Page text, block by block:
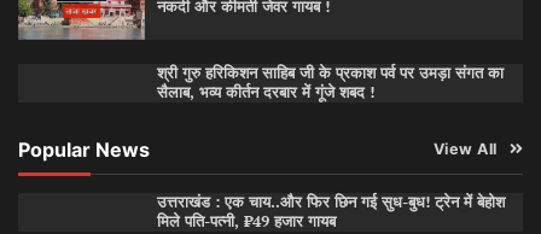
नकदी और कीमती जेवर गायब !
श्री गुरु हरिकिशन साहिब जी के प्रकाश पर्व पर उमड़ा संगत का
सैलाब, भव्य कीर्तन दरबार में गूंजे शबद !
Popular News View All
उत्तराखंड : एक चाय..और फिर छिन गई सुध-बुध! ट्रेन में बेहोश
मिले पति-पत्नी, ₹49 हजार गायब